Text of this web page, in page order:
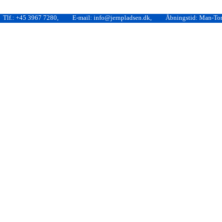
Tlf.: +45 3967 7280, E-mail: info@jernpladsen.dk, Åbningstid: Man-